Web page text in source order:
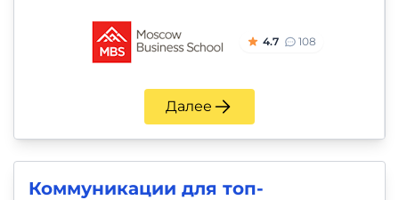
4.7 108
Далее
Коммуникации для топ-